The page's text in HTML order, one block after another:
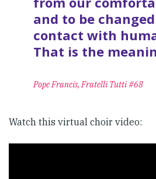
and to be
contact with
That is the
Pope Francis, Fratelli Tutti #68
Watch this virtual choir video: